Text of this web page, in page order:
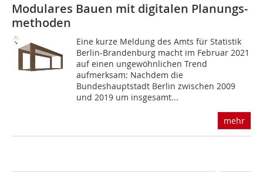
Modulares Bauen mit digitalen Planungs­
methoden
Eine kurze Meldung des Amts für Statistik
Berlin-Brandenburg macht im Februar 2021
auf einen ungewöhnlichen Trend
aufmerksam: Nachdem die
Bundeshauptstadt Berlin zwischen 2009
und 2019 um insgesamt...
mehr